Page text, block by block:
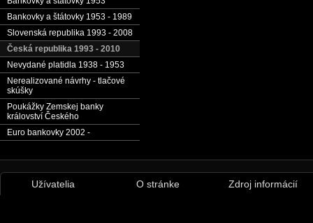
Bankovky a štátovky 1953 - 1989
Slovenská republika 1993 - 2008
Česká republika 1993 - 2010
Nevydané platidla 1938 - 1953
Nerealizované návrhy - tlačové
skúšky
Poukážky Zemskej banky
království Českého
Euro bankovky 2002 -
Užívatelia O stránke Zdroj informácií